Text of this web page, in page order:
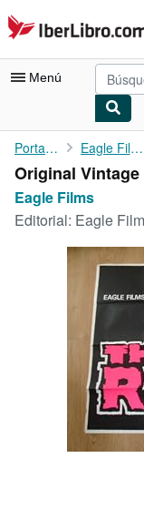
Pasar al contenido
IberLibro.com
Menú
Mi cuenta
Consultar mis pedidos
Búsqueda avanzada
Libros antiguos
Arte y coleccionismo
Comenzar a vender
Portada Eagle Films
Original
Eagle Films
Editorial: Eagle